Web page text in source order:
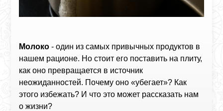
Молоко - один из самых привычных продуктов в
нашем рационе. Но стоит его поставить на плиту,
как оно превращается в источник
неожиданностей. Почему оно «убегает»? Как
этого избежать? И что это может рассказать нам
о жизни?